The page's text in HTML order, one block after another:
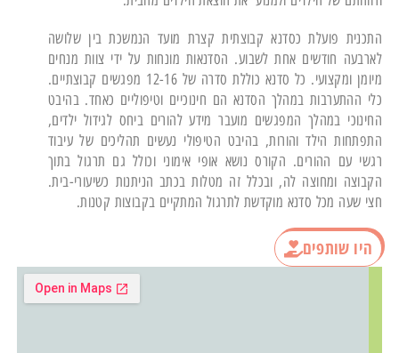
התכנית פועלת כסדנא קבוצתית קצרת מועד הנמשכת בין שלושה
לארבעה חודשים אחת לשבוע. הסדנאות מונחות על ידי צוות מנחים
מיומן ומקצועי. כל סדנא כוללת סדרה של 12-16 מפגשים קבוצתיים.
כלי ההתערבות במהלך הסדנא הם חינוכיים וטיפוליים כאחד. בהיבט
החינוכי במהלך המפגשים מועבר מידע להורים ביחס לגידול ילדים,
התפתחות הילד והורות, בהיבט הטיפולי נעשים תהליכים של עיבוד
רגשי עם ההורים. הקורס נושא אופי אימוני וכולל גם תרגול בתוך
הקבוצה ומחוצה לה, ובכלל זה מטלות בכתב הניתנות כשיעורי-בית.
חצי שעה מכל סדנא מוקדשת לתרגול המתקיים בקבוצות קטנות.
היו שותפים